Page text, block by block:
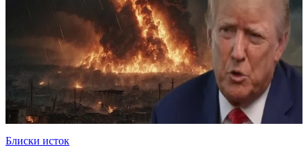
Блиски исток